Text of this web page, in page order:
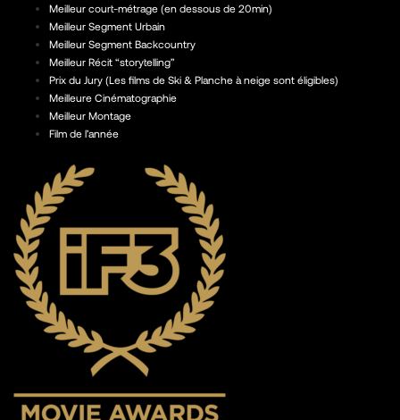
Meilleur court-métrage (en dessous de 20min)
Meilleur Segment Urbain
Meilleur Segment Backcountry
Meilleur Récit “storytelling”
Prix du Jury (Les films de Ski & Planche à neige sont éligibles)
Meilleure Cinématographie
Meilleur Montage
Film de l’année